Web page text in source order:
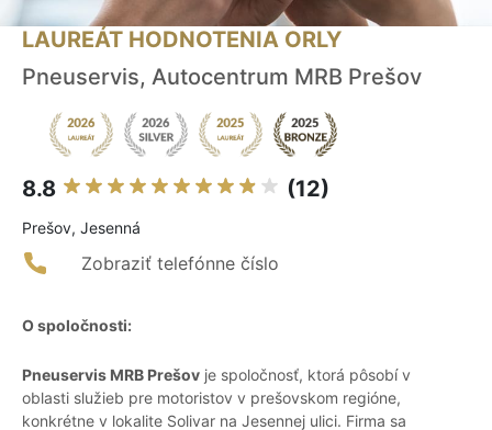
LAUREÁT HODNOTENIA ORLY
Pneuservis, Autocentrum MRB Prešov
8.8 (12)
Prešov, Jesenná
Zobraziť telefónne číslo
O spoločnosti:
Pneuservis MRB Prešov je spoločnosť, ktorá pôsobí v
oblasti služieb pre motoristov v prešovskom regióne,
konkrétne v lokalite Solivar na Jesennej ulici. Firma sa